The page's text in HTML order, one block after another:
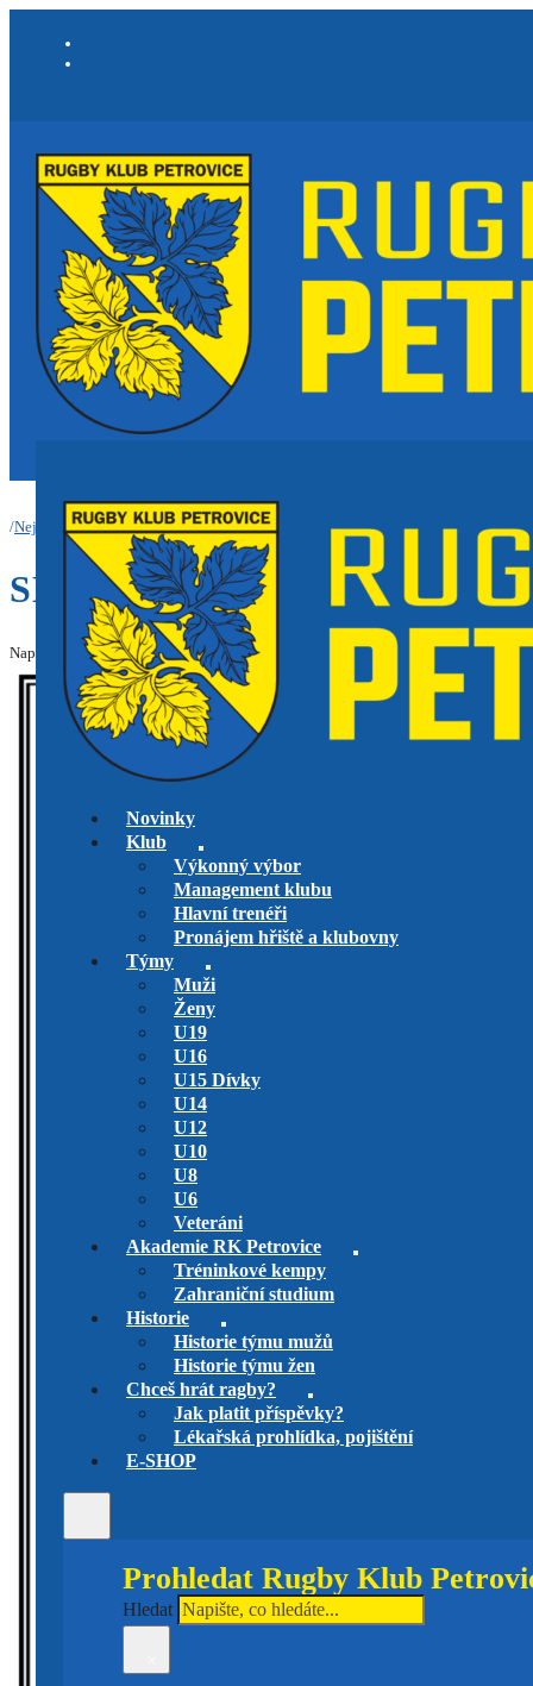
Novinky
Klub
Výkonný výbor
Management klubu
Hlavní trenéři
Pronájem hřiště a klubovny
Týmy
Muži
Ženy
U19
U16
U15 Dívky
U14
U12
U10
U8
U6
Veteráni
Akademie RK Petrovice
Tréninkové kempy
Zahraniční studium
Historie
Historie týmu mužů
Historie týmu žen
Chceš hrát ragby?
Jak platit příspěvky?
Lékařská prohlídka, pojištění
E-SHOP
Prohledat Rugby Klub
Hledat
/Nejnovější informace a články/Smutná zpráva...
SMUTNÁ ZPRÁVA…
Napsal: Jan Kroužek, dne 1.2.2025 v kategorii Historie,Klub Veteráni